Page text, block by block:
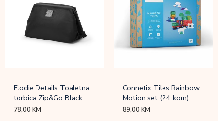
Elodie Details Toaletna
torbica Zip&Go Black
78,00KM
Connetix Tiles Rainbow
Motion set (24 kom)
89,00KM